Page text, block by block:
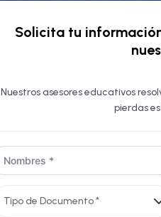
Solicita tu
Nuestros asesores educativos
pierdas